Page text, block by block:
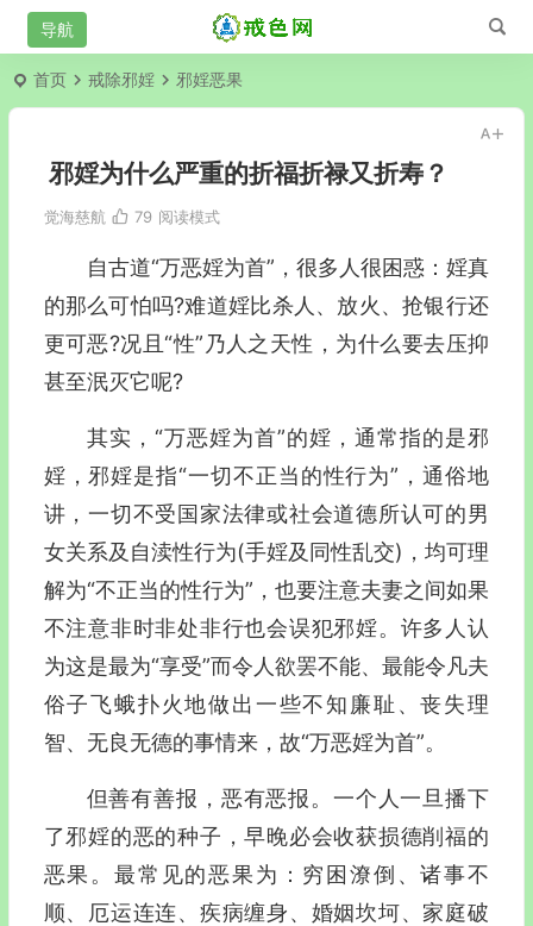
首页 戒除邪婬 邪婬恶果
邪婬为什么严重的折福折禄又折寿？
觉海慈航 79 阅读模式
自古道“万恶婬为首”，很多人很困惑：婬真
的那么可怕吗?难道婬比杀人、放火、抢银行还
更可恶?况且“性”乃人之天性，为什么要去压抑
甚至泯灭它呢?
其实，“万恶婬为首”的婬，通常指的是邪
婬，邪婬是指“一切不正当的性行为”，通俗地
讲，一切不受国家法律或社会道德所认可的男
女关系及自渎性行为(手婬及同性乱交)，均可理
解为“不正当的性行为”，也要注意夫妻之间如果
不注意非时非处非行也会误犯邪婬。许多人认
为这是最为“享受”而令人欲罢不能、最能令凡夫
俗子飞蛾扑火地做出一些不知廉耻、丧失理
智、无良无德的事情来，故“万恶婬为首”。
但善有善报，恶有恶报。一个人一旦播下
了邪婬的恶的种子，早晚必会收获损德削福的
恶果。最常见的恶果为：穷困潦倒、诸事不
顺、厄运连连、疾病缠身、婚姻坎坷、家庭破